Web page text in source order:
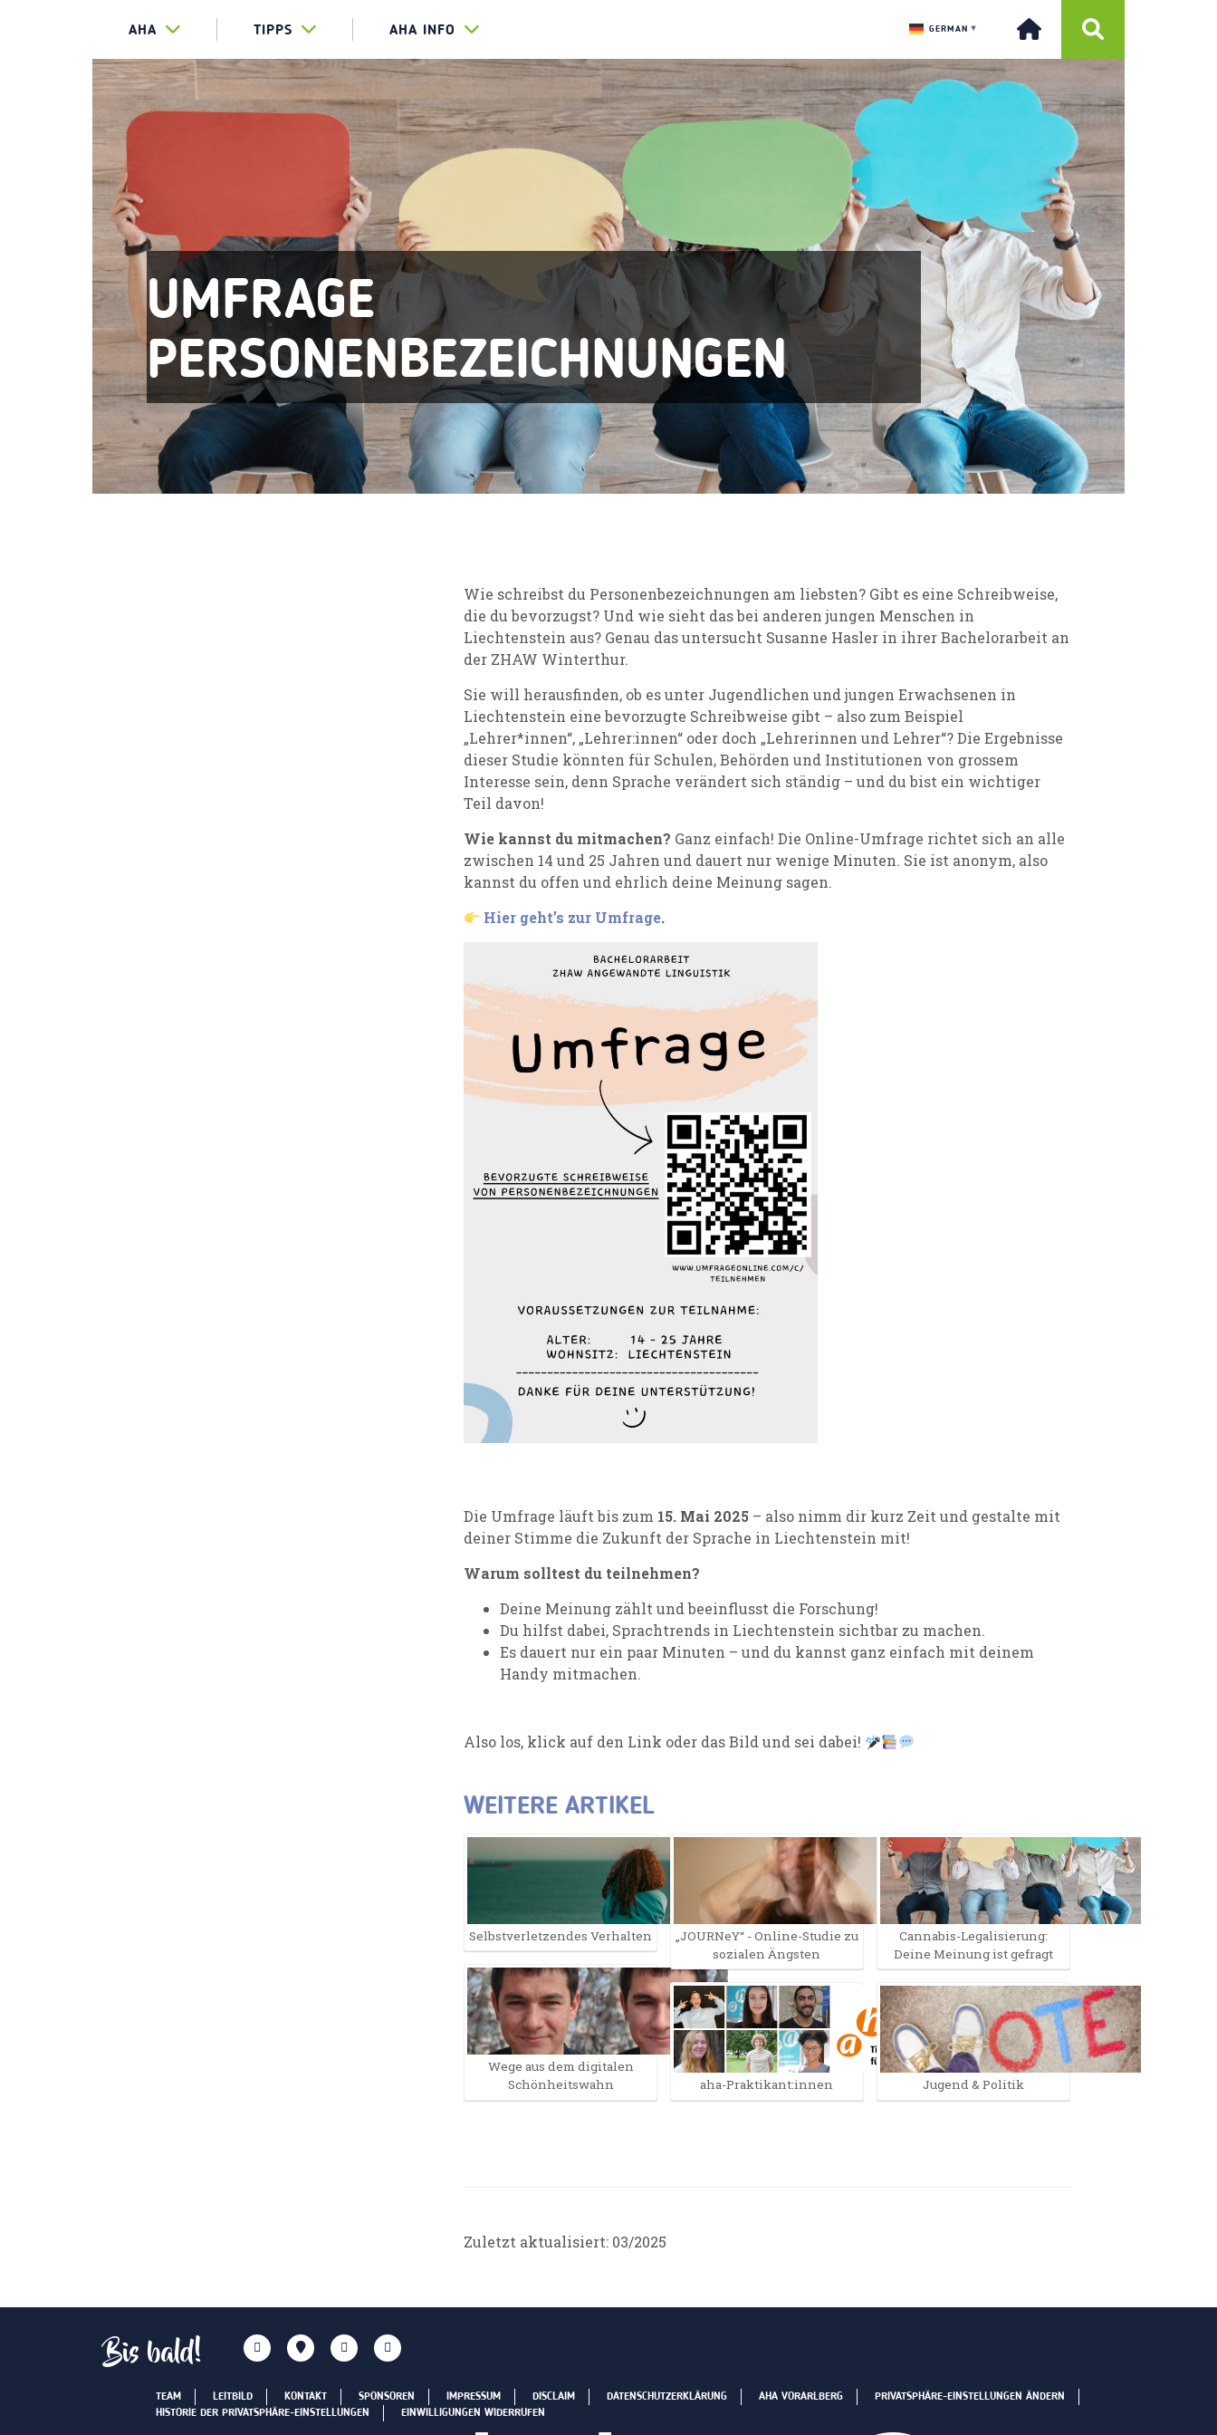
AHA TIPPS AHA INFO GERMAN ▼
UMFRAGE
PERSONENBEZEICHNUNGEN
Wie schreibst du Personenbezeichnungen am liebsten? Gibt es eine Schreibweise,
die du bevorzugst? Und wie sieht das bei anderen jungen Menschen in
Liechtenstein aus? Genau das untersucht Susanne Hasler in ihrer Bachelorarbeit an
der ZHAW Winterthur.
Sie will herausfinden, ob es unter Jugendlichen und jungen Erwachsenen in
Liechtenstein eine bevorzugte Schreibweise gibt – also zum Beispiel
„Lehrer*innen“, „Lehrer:innen“ oder doch „Lehrerinnen und Lehrer“? Die Ergebnisse
dieser Studie könnten für Schulen, Behörden und Institutionen von grossem
Interesse sein, denn Sprache verändert sich ständig – und du bist ein wichtiger
Teil davon!
Wie kannst du mitmachen? Ganz einfach! Die Online-Umfrage richtet sich an alle
zwischen 14 und 25 Jahren und dauert nur wenige Minuten. Sie ist anonym, also
kannst du offen und ehrlich deine Meinung sagen.
Hier geht’s zur Umfrage.
Die Umfrage läuft bis zum 15. Mai 2025 – also nimm dir kurz Zeit und gestalte mit
deiner Stimme die Zukunft der Sprache in Liechtenstein mit!
Warum solltest du teilnehmen?
Deine Meinung zählt und beeinflusst die Forschung!
Du hilfst dabei, Sprachtrends in Liechtenstein sichtbar zu machen.
Es dauert nur ein paar Minuten – und du kannst ganz einfach mit deinem
Handy mitmachen.
Also los, klick auf den Link oder das Bild und sei dabei!
WEITERE ARTIKEL
Selbst­verletzendes Verhalten
Wege aus dem digitalen
Schönheitswahn
„JOURNeY“ - Online-Studie zu
sozialen Ängsten
aha-Praktikant:innen
Cannabis-Legalisierung:
Deine Meinung ist gefragt
Jugend & Politik
Zuletzt aktualisiert: 03/2025
Bis bald!
TEAM LEITBILD KONTAKT SPONSOREN IMPRESSUM DISCLAIM DATENSCHUTZERKLÄRUNG AHA VORARLBERG
PRIVATSPHÄRE-EINSTELLUNGEN ÄNDERN
HISTORIE DER PRIVATSPHÄRE-EINSTELLUNGEN
EINWILLIGUNGEN WIDERRUFEN